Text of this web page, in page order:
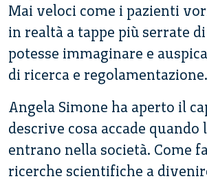
Mai veloci come i pazienti
in realtà a tappe più serrate
potesse immaginare e
di ricerca e regolamentazione.
Angela Simone ha aperto il
descrive cosa accade quando
entrano nella società. Come
ricerche scientifiche a